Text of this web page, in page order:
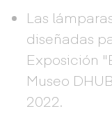
Las
diseñadas
Exposición
Museo
2022.